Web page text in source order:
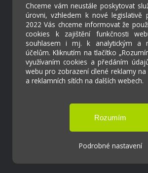
Chceme vám neustále poskytovat
úrovni, vzhledem k nové legislativě
2022 Vás chceme informovat že
cookies k zajištění funkčnosti
souhlasem i mj. k analytickým a
účelům. Kliknutím na tlačítko
využívaním cookies a předáním
webu pro zobrazení cílené reklamy na
a reklamních sítích na dalších webech.
Podrobné nastavení
Cookies
Přístupnost
Přihlášení
Základní škola a Mateřská
Lhota
Tvorba webových stránek